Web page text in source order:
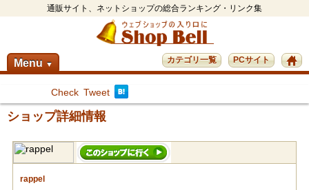
通販サイト、ネットショップの総合ランキング・リンク集
Menu ▼ PCサイト
カテゴリ一覧
Check Tweet
ショップ詳細情報
rappel